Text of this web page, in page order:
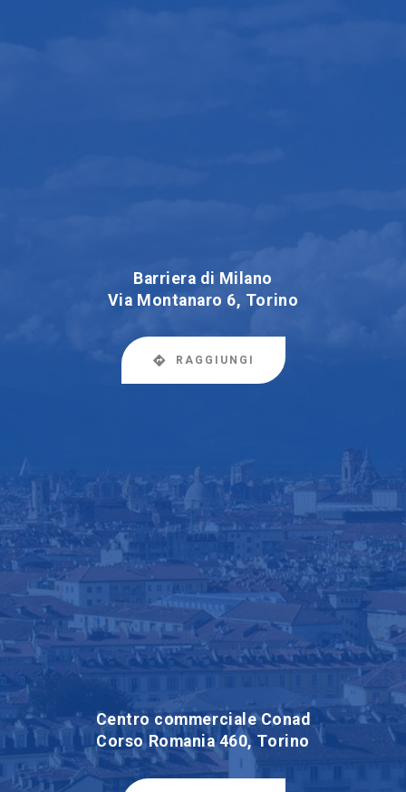
Barriera di Milano
Via Montanaro 6, Torino
RAGGIUNGI
Centro commerciale Conad
Corso Romania 460, Torino